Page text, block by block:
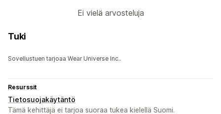
Ei vielä arvosteluja
Tuki
Sovellustuen tarjoaa Wear Universe Inc..
Resurssit
Tietosuojakäytäntö
Tämä kehittäjä ei tarjoa suoraa tukea kielellä Suomi.